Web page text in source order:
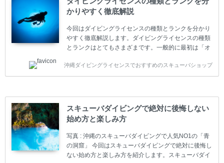
かりやすく徹底解説
今回はダイビングライセンスの種類とランクを分かり
やすく徹底解説します。ダイビングライセンスの種類
とランクはとてもさまざまです。一般的に最初は「オ
す。 ダイビングのライセンスカードはダイビングの教
育機関もしくは指導団体が発行しています。教育機関
動をしています。 ダイビングライセンスの種類はエン
トリーレベルのライセンスからプロレベルのライセン
スまでランク分けされています。各教育機関(指導団
体)によってライセンスカードの名称、トレーニング内
容に違いがありま...
沖縄ダイビングライセンスでおすすめのスキューバショップ
スキューバダイビングで絶対に後悔しない
始め方と楽しみ方
写真 : 沖縄のスキューバダイビングで人気NO1の「青
の洞窟」 今回はスキューバダイビングで絶対に後悔し
ない始め方と楽しみ方を紹介します。スキューバダイ